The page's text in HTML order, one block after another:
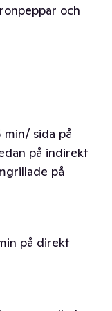
och
sida på
på indirekt
på
på direkt